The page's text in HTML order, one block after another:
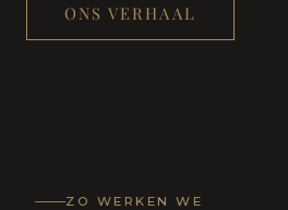
ONS VERHAAL
ZO WERKEN WE